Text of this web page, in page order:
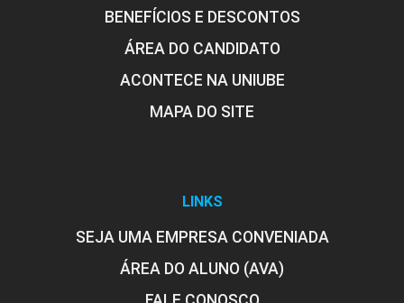
10h
BENEFÍCIOS E DESCONTOS
ÁREA DO CANDIDATO
ACONTECE NA UNIUBE
MAPA DO SITE
LINKS
SEJA UMA EMPRESA CONVENIADA
ÁREA DO ALUNO (AVA)